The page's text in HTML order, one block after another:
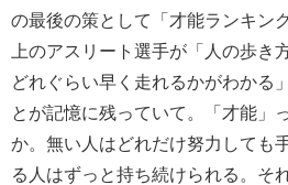
の最後の策として「才能ランキン
上のアスリート選手が「人の歩き
どれぐらい早く走れるかがわかる
とが記憶に残っていて。「才能」
か。無い人はどれだけ努力しても
る人はずっと持ち続けられる。そ